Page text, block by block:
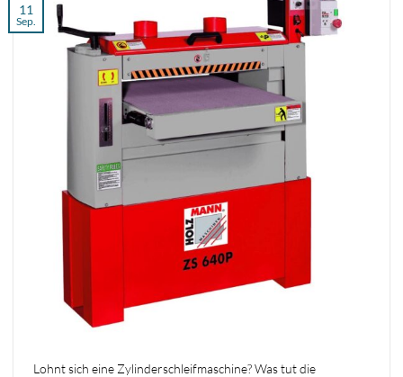
11
Sep.
Lohnt sich eine Zylinderschleifmaschine? Was tut die